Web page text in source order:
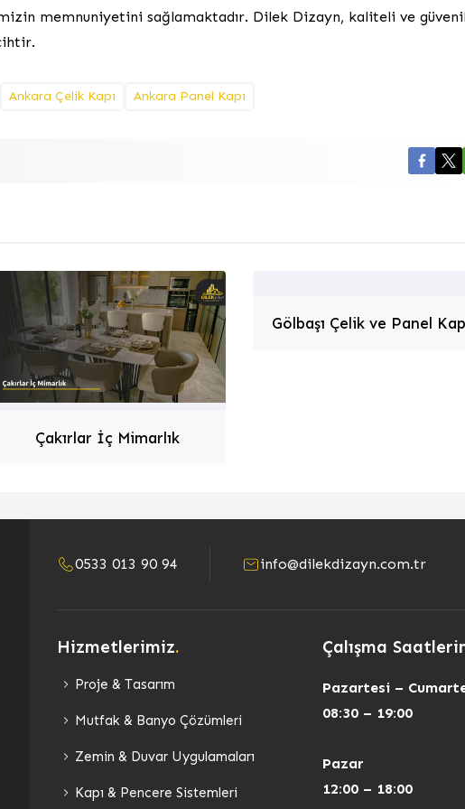
memnuniyetini sağlamaktadır. Dilek Dizayn, kaliteli ve
Ankara Çelik Kapı Ankara Panel Kapı
Çakırlar İç Mimarlık
Gölbaşı Çelik ve Panel
0533 013 90 94 info@dilekdizayn.com.tr
Hizmetlerimiz.
Proje & Tasarım
Mutfak & Banyo Çözümleri
Zemin & Duvar Uygulamaları
Kapı & Pencere Sistemleri
Çalışma
Pazartesi –
08:30 – 19:00
Pazar
12:00 – 18:00